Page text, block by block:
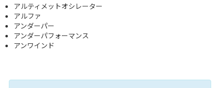
アルティメットオシレーター
アルファ
アンダーパー
アンダーパフォーマンス
アンワインド